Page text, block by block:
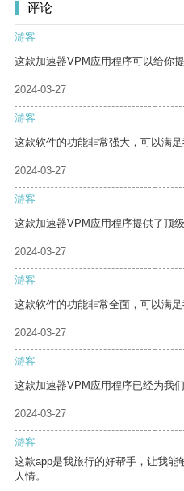
评论
游客
这款加速器VPM应用程序可以给你
2024-03-27
游客
这款软件的功能非常强大，可以满足
2024-03-27
游客
这款加速器VPM应用程序提供了顶
2024-03-27
游客
这款软件的功能非常全面，可以满足
2024-03-27
游客
这款加速器VPM应用程序已经为我
2024-03-27
游客
这款app是我旅行的好帮手，让我
人情。